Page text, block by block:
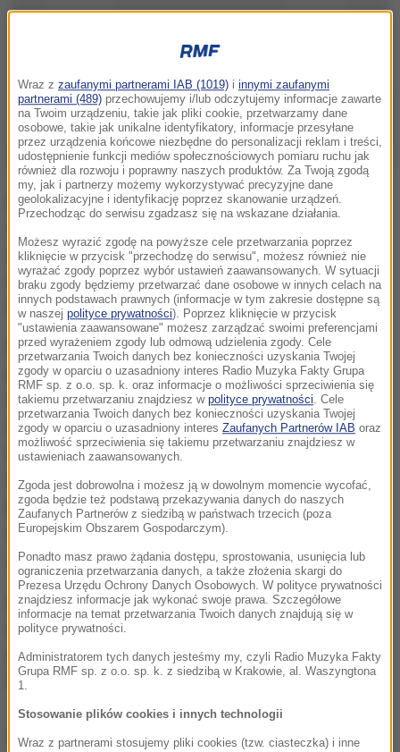
Na policję zgłosiła się krewna chłopca, która
Stwierdziła, że 14-latek prawdopodobnie zostały
wykorzystany seksualnie przez dorosłego
mężczyznę.
Policjanci ustalili, że 36-latek spotkał chłopca
przypadkowo, nawiązał z nim stały kontakt i
wzbudzał coraz większe zaufanie. Wykorzystując
to, że chłopak pochodzi z biedniejszej rodziny,
kupował mu jedzenie i częstował alkoholem.
Wreszcie zaprosił go do hotelu i tam nakłonił do
kontaktu seksualnego. Próbował namówić do tego
także kolegę 14-latka, ale to na szczęście mu się nie
udało.
Policja szybko ustaliła tożsamość 36-latka,
namierzyła go i zatrzymała. Na wniosek śledczych i
prokuratora sąd zastosował wobec niego
tymczasowy, trzymiesięczny areszt.
(abs)
Wraz z zaufanymi partnerami IAB (1019) i innymi zaufanymi
partnerami (489) przechowujemy i/lub odczytujemy informacje zawarte
na Twoim urządzeniu, takie jak pliki cookie, przetwarzamy dane
osobowe, takie jak unikalne identyfikatory, informacje przesyłane
przez urządzenia końcowe niezbędne do personalizacji reklam i treści,
udostępnienie funkcji mediów społecznościowych pomiaru ruchu jak
również dla rozwoju i poprawny naszych produktów. Za Twoją zgodą
my, jak i partnerzy możemy wykorzystywać precyzyjne dane
geolokalizacyjne i identyfikację poprzez skanowanie urządzeń.
Przechodząc do serwisu zgadzasz się na wskazane działania.
Możesz wyrazić zgodę na powyższe cele przetwarzania poprzez
kliknięcie w przycisk "przechodzę do serwisu", możesz również nie
wyrażać zgody poprzez wybór ustawień zaawansowanych. W sytuacji
braku zgody będziemy przetwarzać dane osobowe w innych celach na
innych podstawach prawnych (informacje w tym zakresie dostępne są
w naszej polityce prywatności). Poprzez kliknięcie w przycisk
"ustawienia zaawansowane" możesz zarządzać swoimi preferencjami
przed wyrażeniem zgody lub odmową udzielenia zgody. Cele
przetwarzania Twoich danych bez konieczności uzyskania Twojej
zgody w oparciu o uzasadniony interes Radio Muzyka Fakty Grupa
RMF sp. z o.o. sp. k. oraz informacje o możliwości sprzeciwienia się
takiemu przetwarzaniu znajdziesz w polityce prywatności. Cele
przetwarzania Twoich danych bez konieczności uzyskania Twojej
zgody w oparciu o uzasadniony interes Zaufanych Partnerów IAB oraz
możliwość sprzeciwienia się takiemu przetwarzaniu znajdziesz w
ustawieniach zaawansowanych.
Zgoda jest dobrowolna i możesz ją w dowolnym momencie wycofać,
zgoda będzie też podstawą przekazywania danych do naszych
Zaufanych Partnerów z siedzibą w państwach trzecich (poza
Europejskim Obszarem Gospodarczym).
Ponadto masz prawo żądania dostępu, sprostowania, usunięcia lub
ograniczenia przetwarzania danych, a także złożenia skargi do
Prezesa Urzędu Ochrony Danych Osobowych. W polityce prywatności
znajdziesz informacje jak wykonać swoje prawa. Szczegółowe
informacje na temat przetwarzania Twoich danych znajdują się w
polityce prywatności.
Administratorem tych danych jesteśmy my, czyli Radio Muzyka Fakty
Grupa RMF sp. z o.o. sp. k. z siedzibą w Krakowie, al. Waszyngtona
1.
Stosowanie plików cookies i innych technologii
Wraz z partnerami stosujemy pliki cookies (tzw. ciasteczka) i inne